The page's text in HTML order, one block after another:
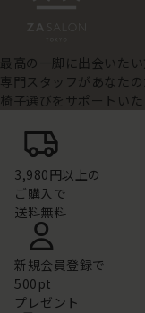
最高の一脚に出会いた
専門スタッフがあなた
椅子選びをサポートいた
3,980円以上の
ご購入で
送料無料
新規会員登録で
500pt
プレゼント